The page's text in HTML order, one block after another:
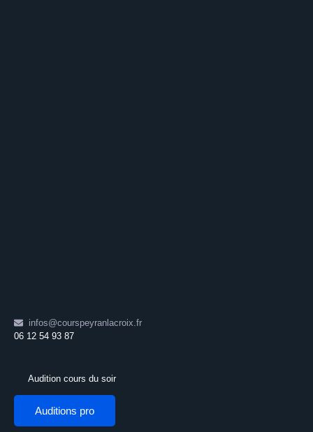
infos@courspeyranlacroix.fr
06 12 54 93 87
Audition cours du soir
Auditions pro